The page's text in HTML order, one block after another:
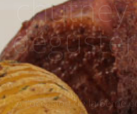
A l’occasion de la 6ème
nouveau sélectionnée et
année